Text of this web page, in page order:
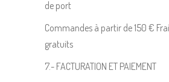
de port
Commandes à partir de 150 €
gratuits
7.- FACTURATION ET PAIEMENT